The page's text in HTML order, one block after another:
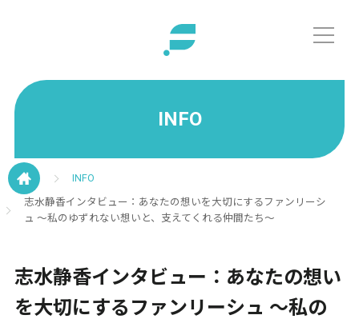
INFO
INFO
志水静香インタビュー：あなたの想いを大切にするファンリーシ
ュ ～私のゆずれない想いと、支えてくれる仲間たち～
志水静香インタビュー：あなたの想い
を大切にするファンリーシュ ～私の